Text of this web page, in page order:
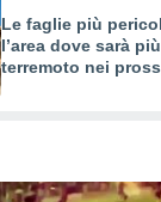
Le faglie più
l’area dove sarà
terremoto nei